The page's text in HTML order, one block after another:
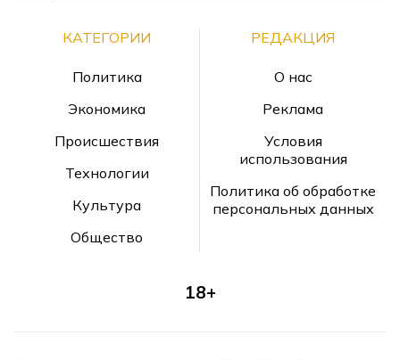
КАТЕГОРИИ
Политика
Экономика
Происшествия
Технологии
Культура
Общество
РЕДАКЦИЯ
О нас
Реклама
Условия
использования
Политика об обработке
персональных данных
18+